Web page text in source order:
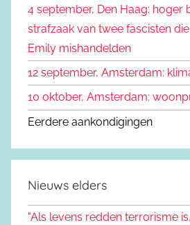
r
:
4 september, Den Haag: hoger
strafzaak van twee fascisten
Emily mishandelden
12 september, Amsterdam:
10 oktober, Amsterdam:
Eerdere aankondigingen
Nieuws elders
"Als levens redden terrorisme